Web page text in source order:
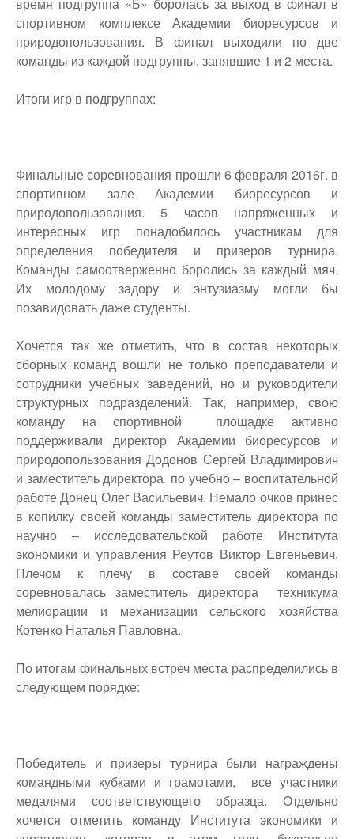
спортивном комплексе Академии биоресурсов и
природопользования. В финал выходили по две
команды из каждой подгруппы, занявшие 1 и 2 места.
Итоги игр в подгруппах:
Финальные соревнования прошли 6 февраля 2016г. в
спортивном зале Академии биоресурсов и
природопользования. 5 часов напряженных и
интересных игр понадобилось участникам для
определения победителя и призеров турнира.
Команды самоотверженно боролись за каждый мяч.
Их молодому задору и энтузиазму могли бы
позавидовать даже студенты.
Хочется так же отметить, что в состав некоторых
сборных команд вошли не только преподаватели и
сотрудники учебных заведений, но и руководители
структурных подразделений. Так, например, свою
команду на спортивной площадке активно
поддерживали директор Академии биоресурсов и
природопользования Додонов Сергей Владимирович
и заместитель директора по учебно – воспитательной
работе Донец Олег Васильевич. Немало очков принес
в копилку своей команды заместитель директора по
научно – исследовательской работе Института
экономики и управления Реутов Виктор Евгеньевич.
Плечом к плечу в составе своей команды
соревновалась заместитель директора техникума
мелиорации и механизации сельского хозяйства
Котенко Наталья Павловна.
По итогам финальных встреч места распределились в
следующем порядке:
Победитель и призеры турнира были награждены
командными кубками и грамотами, все участники
медалями соответствующего образца. Отдельно
хочется отметить команду Института экономики и